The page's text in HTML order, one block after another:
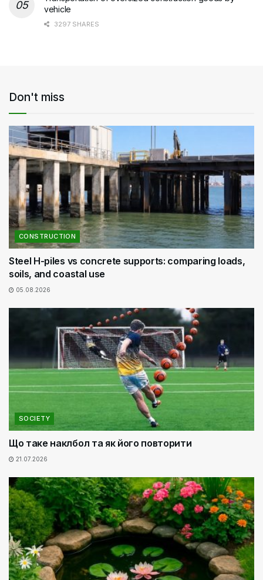
vehicle
3297 SHARES
Don't miss
CONSTRUCTION
Steel H-piles vs concrete supports: comparing loads,
soils, and coastal use
05.08.2026
SOCIETY
Що таке наклбол та як його повторити
21.07.2026